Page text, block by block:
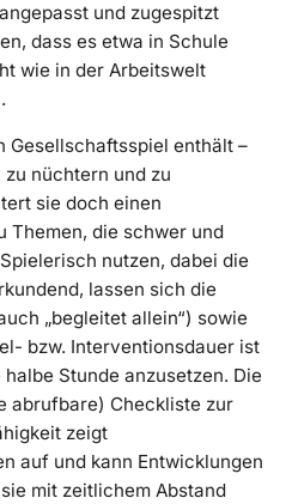
und zugespitzt
dass es etwa in Schule
wie in der Arbeitswelt
Gesellschaftsspiel enthält –
nüchtern und zu
sie doch einen
Themen, die schwer und
nutzen, dabei die
lassen sich die
„begleitet allein“) sowie
bzw. Interventionsdauer ist
Stunde anzusetzen. Die
abrufbare) Checkliste zur
zeigt
auf und kann Entwicklungen
mit zeitlichem Abstand